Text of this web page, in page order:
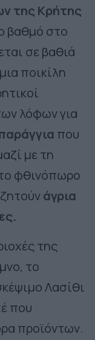
της Κρήτης
βαθμό στο
σε βαθιά
ποικίλη
λόφων για
που
με τη
φθινόπωρο
άγρια ​​
της
το
Λασίθι
που
προϊόντων.